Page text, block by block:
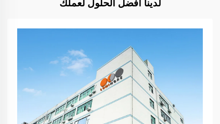
لدينا أفضل الحلول لعملك